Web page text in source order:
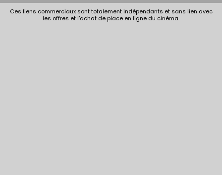
Ces liens commerciaux sont totalement indépendants et sans lien avec
les offres et l'achat de place en ligne du cinéma.